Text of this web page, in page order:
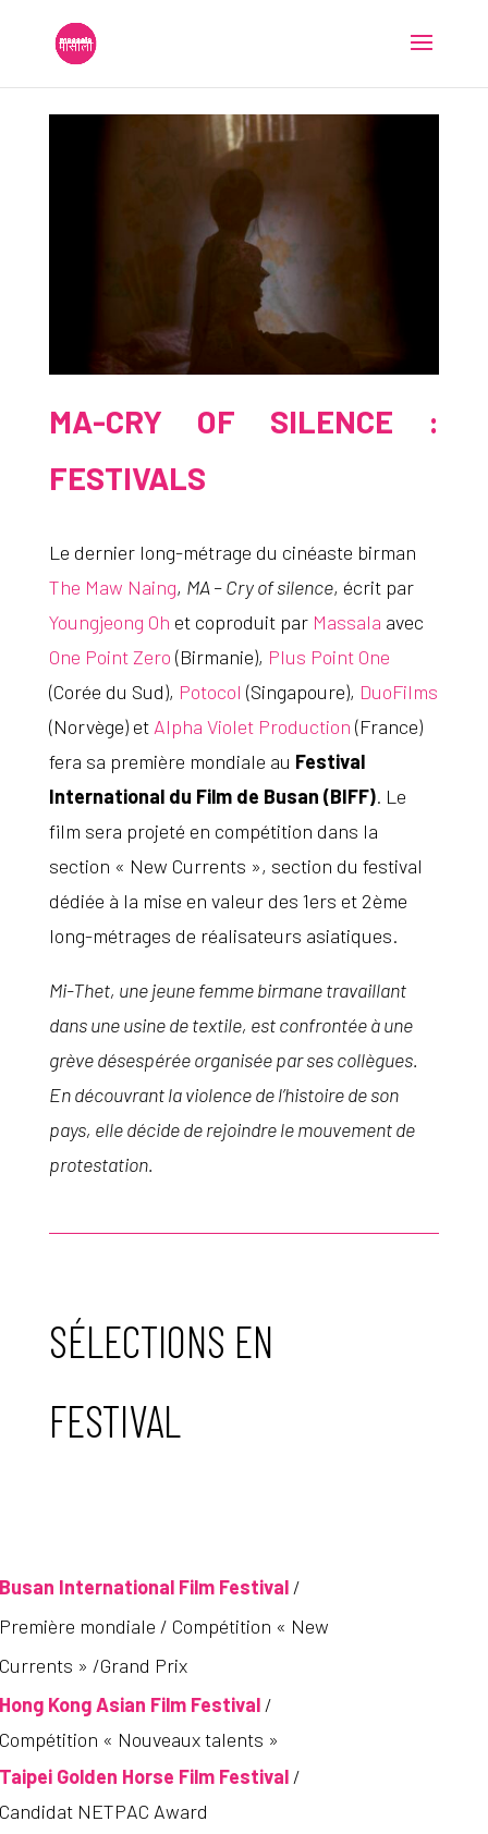
MA-CRY OF SILENCE :
FESTIVALS
Le dernier long-métrage du cinéaste birman
The Maw Naing, MA – Cry of silence, écrit par
Youngjeong Oh et coproduit par Massala avec
One Point Zero (Birmanie), Plus Point One
(Corée du Sud), Potocol (Singapoure), DuoFilms
(Norvège) et Alpha Violet Production (France)
fera sa première mondiale au Festival
International du Film de Busan (BIFF). Le
film sera projeté en compétition dans la
section « New Currents », section du festival
dédiée à la mise en valeur des 1ers et 2ème
long-métrages de réalisateurs asiatiques.
​Mi-Thet, une jeune femme birmane travaillant
dans une usine de textile, est confrontée à une
grève désespérée organisée par ses collègues.
En découvrant la violence de l’histoire de son
pays, elle décide de rejoindre le mouvement de
protestation.
SÉLECTIONS EN
FESTIVAL
International Film Festival/
mondiale / Compétition « New
» /Grand Prix
Kong Asian Film Festival/
« Nouveaux talents »
Golden Horse Film Festival /
NETPAC Award